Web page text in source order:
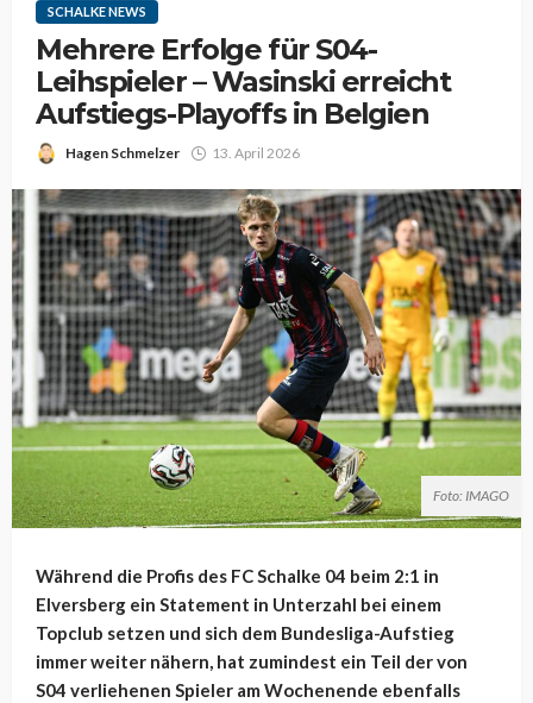
SCHALKE NEWS
Mehrere Erfolge für S04-
Leihspieler – Wasinski erreicht
Aufstiegs-Playoffs in Belgien
Hagen Schmelzer 13. April 2026
Foto: IMAGO
Während die Profis des FC Schalke 04 beim 2:1 in
Elversberg ein Statement in Unterzahl bei einem
Topclub setzen und sich dem Bundesliga-Aufstieg
immer weiter nähern, hat zumindest ein Teil der von
S04 verliehenen Spieler am Wochenende ebenfalls